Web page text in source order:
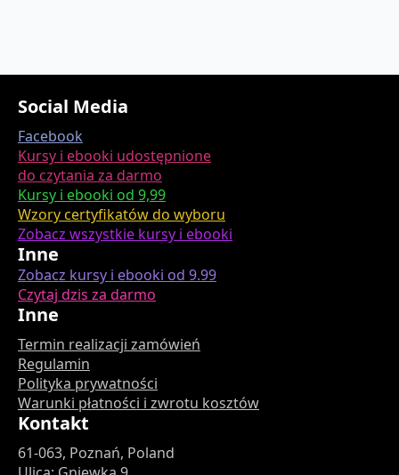
Social Media
Facebook
Kursy i ebooki udostępnione
do czytania za darmo
Kursy i ebooki od 9,99
Wzory certyfikatów do wyboru
Zobacz wszystkie kursy i ebooki
Inne
Zobacz kursy i ebooki od 9.99
Czytaj dzis za darmo
Inne
Termin realizacji zamówień
Regulamin
Polityka prywatności
Warunki płatności i zwrotu kosztów
Kontakt
61-063, Poznań, Poland